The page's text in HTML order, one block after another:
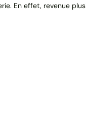
En effet, revenue